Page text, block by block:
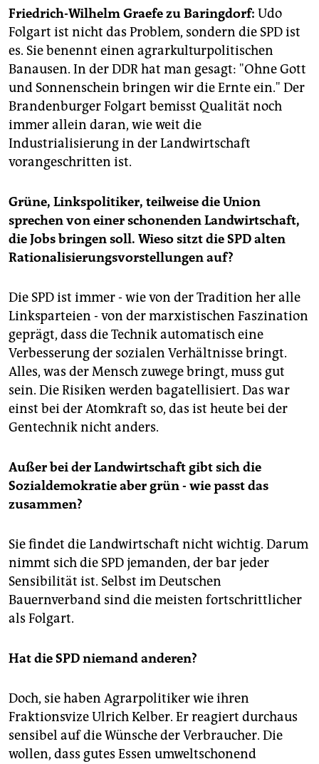
abo
genossenschaft
epaper login
Friedrich-Wilhelm Graefe zu Baringdorf: Udo
Folgart ist nicht das Problem, sondern die SPD ist
es. Sie benennt einen agrarkulturpolitischen
Banausen. In der DDR hat man gesagt: "Ohne Gott
und Sonnenschein bringen wir die Ernte ein." Der
Brandenburger Folgart bemisst Qualität noch
immer allein daran, wie weit die
Industrialisierung in der Landwirtschaft
vorangeschritten ist.
Grüne, Linkspolitiker, teilweise die Union
sprechen von einer schonenden Landwirtschaft,
die Jobs bringen soll. Wieso sitzt die SPD alten
Rationalisierungsvorstellungen auf?
Die SPD ist immer - wie von der Tradition her alle
Linksparteien - von der marxistischen Faszination
geprägt, dass die Technik automatisch eine
Verbesserung der sozialen Verhältnisse bringt.
Alles, was der Mensch zuwege bringt, muss gut
sein. Die Risiken werden bagatellisiert. Das war
einst bei der Atomkraft so, das ist heute bei der
Gentechnik nicht anders.
Außer bei der Landwirtschaft gibt sich die
Sozialdemokratie aber grün - wie passt das
zusammen?
Sie findet die Landwirtschaft nicht wichtig. Darum
nimmt sich die SPD jemanden, der bar jeder
Sensibilität ist. Selbst im Deutschen
Bauernverband sind die meisten fortschrittlicher
als Folgart.
Hat die SPD niemand anderen?
Doch, sie haben Agrarpolitiker wie ihren
Fraktionsvize Ulrich Kelber. Er reagiert durchaus
sensibel auf die Wünsche der Verbraucher. Die
wollen, dass gutes Essen umweltschonend